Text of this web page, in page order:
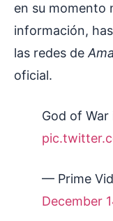
en su momento
información,
las redes de
oficial.
God of
— Prime
December